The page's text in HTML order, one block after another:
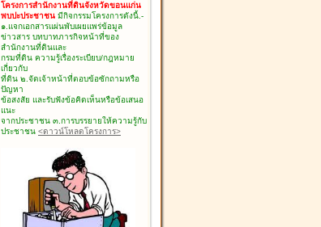
โครงการสำนักงานที่ดินจังหวัดขอนแก่น
พบปะประชาชน มีกิจกรรมโครงการดังนี้.-
๑.แจกเอกสารแผ่นพับเผยแพร่ข้อมูล
ข่าวสาร บทบาทภารกิจหน้าที่ของ
สำนักงานที่ดินและ
กรมที่ดิน ความรู้เรื่องระเบียบ/กฎหมาย
เกี่ยวกับ
ที่ดิน ๒.จัดเจ้าหน้าที่ตอบข้อซักถามหรือ
ปัญหา
ข้อสงสัย และรับฟังข้อคิดเห็นหรือข้อเสนอ
แนะ
จากประชาชน ๓.การบรรยายให้ความรู้กับ
ประชาชน <ดาวน์โหลดโครงการ>